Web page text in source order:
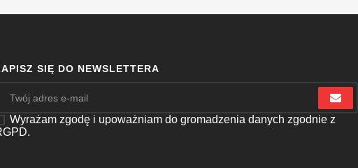
SIĘ DO NEWSLETTERA
Wyrażam zgodę i upoważniam do gromadzenia danych zgodnie z